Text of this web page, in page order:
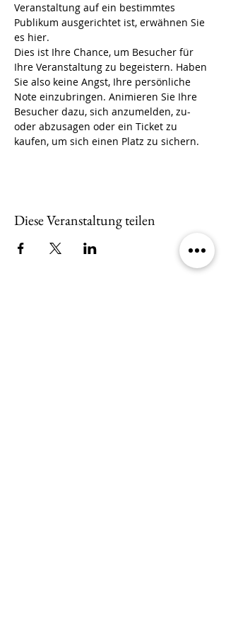
Veranstaltung auf ein bestimmtes
Publikum ausgerichtet ist, erwähnen Sie
es hier.
Dies ist Ihre Chance, um Besucher für
Ihre Veranstaltung zu begeistern. Haben
Sie also keine Angst, Ihre persönliche
Note einzubringen. Animieren Sie Ihre
Besucher dazu, sich anzumelden, zu-
oder abzusagen oder ein Ticket zu
kaufen, um sich einen Platz zu sichern.
Diese Veranstaltung teilen